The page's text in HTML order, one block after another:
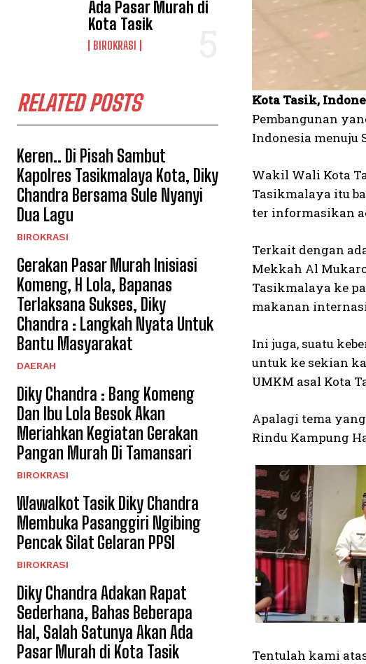
Ada Pasar Murah di
Kota Tasik
BIROKRASI
RELATED POSTS
Keren.. Di Pisah Sambut
Kapolres Tasikmalaya Kota, Diky
Chandra Bersama Sule Nyanyi
Dua Lagu
BIROKRASI
Gerakan Pasar Murah Inisiasi
Komeng, H Lola, Bapanas
Terlaksana Sukses, Diky
Chandra : Langkah Nyata Untuk
Bantu Masyarakat
DAERAH
Diky Chandra : Bang Komeng
Dan Ibu Lola Besok Akan
Meriahkan Kegiatan Gerakan
Pangan Murah Di Tamansari
BIROKRASI
Wawalkot Tasik Diky Chandra
Membuka Pasanggiri Ngibing
Pencak Silat Gelaran PPSI
BIROKRASI
Diky Chandra Adakan Rapat
Sederhana, Bahas Beberapa
Hal, Salah Satunya Akan Ada
Pasar Murah di Kota Tasik
Kota Tasik,
Pembangunan
Indonesia menuju
Wakil Wali Kota
Tasikmalaya itu
ter informasikan
Terkait dengan
Mekkah Al
Tasikmalaya ke
makanan
Ini juga, suatu
untuk ke sekian
UMKM asal Kota
Apalagi tema
Rindu Kampung
Tentulah kami